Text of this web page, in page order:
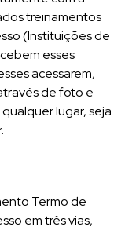
treinamentos
(Instituições de
esses
acessarem,
de foto e
lugar, seja
Termo de
em três vias,